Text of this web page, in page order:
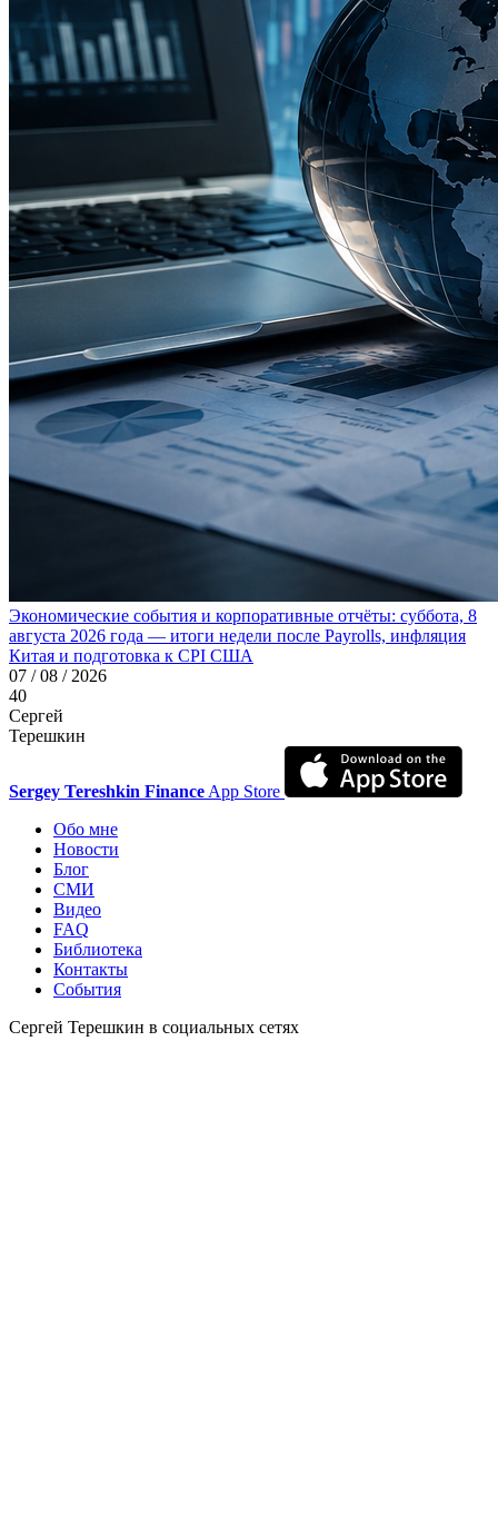
Экономические события и корпоративные отчёты: суббота, 8
августа 2026 года — итоги недели после Payrolls, инфляция
Китая и подготовка к CPI США
07 / 08 / 2026
40
Сергей
Терешкин
Sergey Tereshkin Finance App Store
Обо мне
Новости
Блог
СМИ
Видео
FAQ
Библиотека
Контакты
События
Сергей Терешкин в социальных сетях